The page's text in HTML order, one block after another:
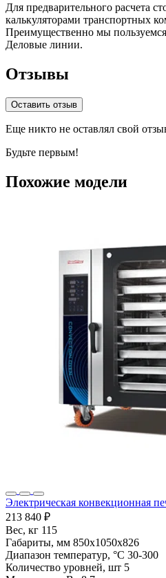
Для предварительного расчета
калькуляторами транспортных
Преимущественно мы
Деловые линии.
Отзывы
Оставить отзыв
Еще никто не оставлял свой
Будьте первым!
Похожие модели
Электрическая конвекционная
213 840 ₽
Вес, кг 115
Габариты, мм 850х1050х826
Диапазон температур, °С 30-300
Количество уровней, шт 5